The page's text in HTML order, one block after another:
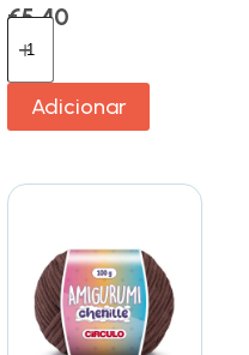
€5.40
Adicionar